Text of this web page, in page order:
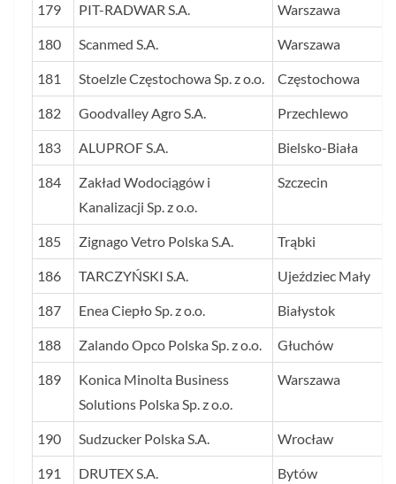
179 PIT-RADWAR S.A. Warszawa
180 Scanmed S.A. Warszawa
181 Stoelzle Częstochowa Sp. z o.o. Częstochowa
182 Goodvalley Agro S.A. Przechlewo
183 ALUPROF S.A. Bielsko-Biała
184
Zakład Wodociągów i
Kanalizacji Sp. z o.o.
Szczecin
185 Zignago Vetro Polska S.A. Trąbki
186 TARCZYŃSKI S.A. Ujeździec Mały
187 Enea Ciepło Sp. z o.o. Białystok
188 Zalando Opco Polska Sp. z o.o. Głuchów
189
Konica Minolta Business
Solutions Polska Sp. z o.o.
Warszawa
190 Sudzucker Polska S.A. Wrocław
191 DRUTEX S.A. Bytów